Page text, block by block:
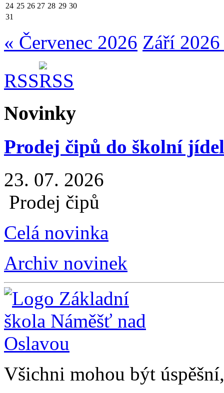
24 25 26 27 28 29 30
31
« Červenec 2026 Září
RSS
Novinky
Prodej čipů do školní
23. 07. 2026
Prodej čipů
Celá novinka
Archiv novinek
Všichni mohou být